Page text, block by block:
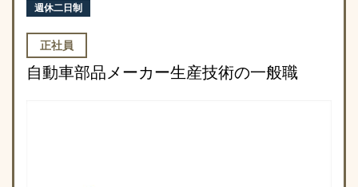
週休二日制
正社員
自動車部品メーカー生産技術の一般職